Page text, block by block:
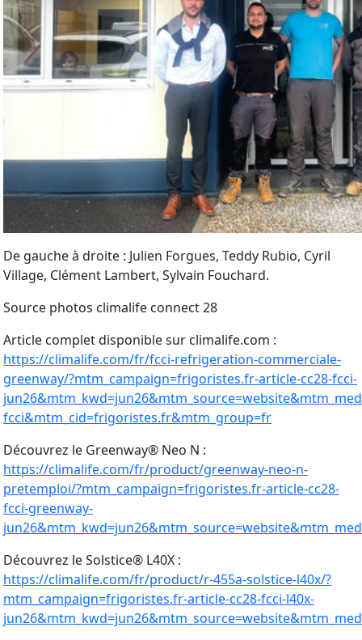
De gauche à droite : Julien Forgues, Teddy Rubio, Cyril
Village, Clément Lambert, Sylvain Fouchard.
Source photos climalife connect 28
Article complet disponible sur climalife.com :
https://climalife.com/fr/fcci-refrigeration-commerciale-
greenway/?mtm_campaign=frigoristes.fr-article-cc28-fcci-
fcci&mtm_cid=frigoristes.fr&mtm_group=fr
Découvrez le Greenway® Neo N :
https://climalife.com/fr/product/greenway-neo-n-
pretemploi/?mtm_campaign=frigoristes.fr-article-cc28-
fcci-greenway-
Découvrez le Solstice® L40X :
https://climalife.com/fr/product/r-455a-solstice-l40x/?
mtm_campaign=frigoristes.fr-article-cc28-fcci-l40x-